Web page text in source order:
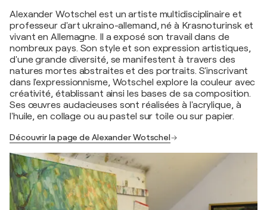
Alexander Wotschel est un artiste multidisciplinaire et
professeur d'art ukraino-allemand, né à Krasnoturinsk et
vivant en Allemagne. Il a exposé son travail dans de
nombreux pays. Son style et son expression artistiques,
d'une grande diversité, se manifestent à travers des
natures mortes abstraites et des portraits. S'inscrivant
dans l'expressionnisme, Wotschel explore la couleur avec
créativité, établissant ainsi les bases de sa composition.
Ses œuvres audacieuses sont réalisées à l'acrylique, à
l'huile, en collage ou au pastel sur toile ou sur papier.
Découvrir la page de Alexander Wotschel